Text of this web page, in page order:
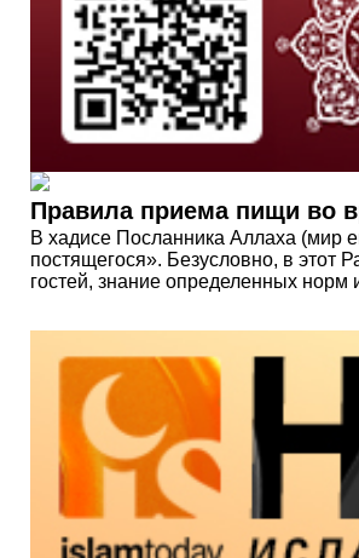
Правила приема пищи во
В хадисе Посланника Аллаха (мир
постящегося». Безусловно, в этот
гостей, знание определенных